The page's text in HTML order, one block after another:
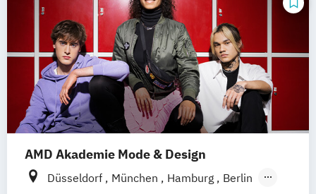
AMD Akademie Mode & Design
Düsseldorf München Hamburg
Berlin